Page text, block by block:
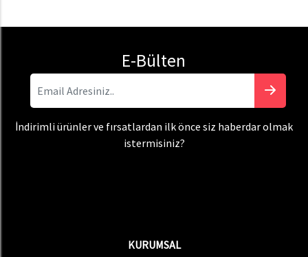
E-Bülten
İndirimli ürünler ve fırsatlardan ilk önce siz haberdar olmak
istermisiniz?
KURUMSAL